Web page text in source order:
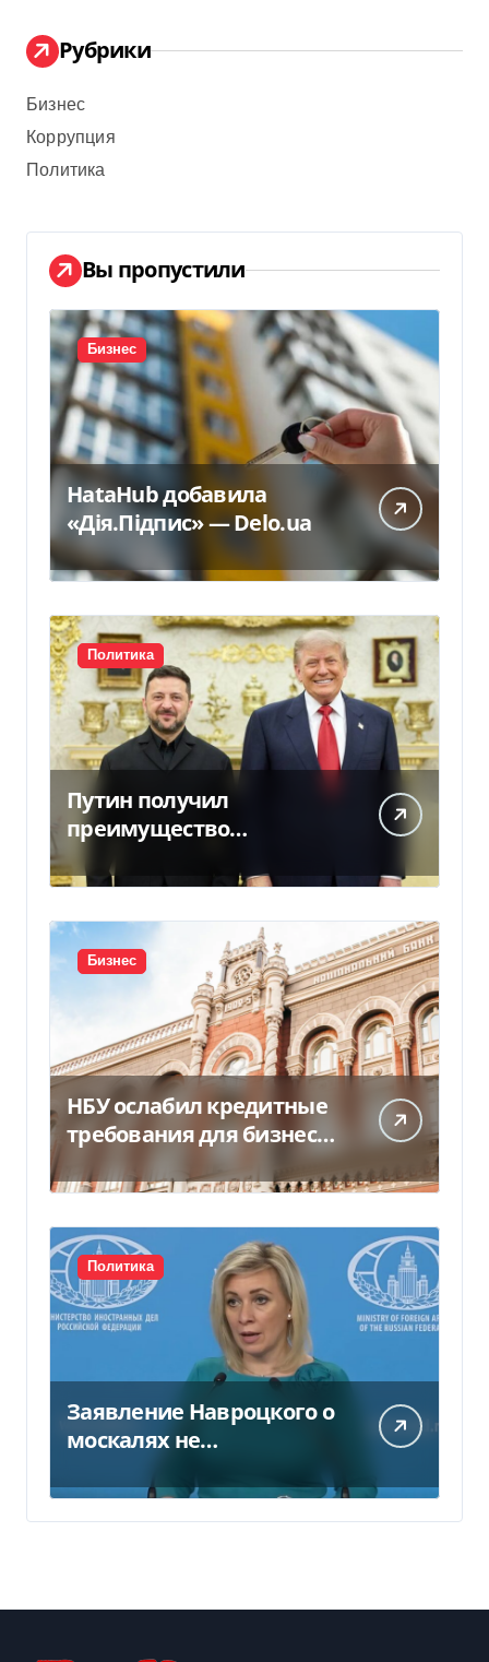
Рубрики
Бизнес
Коррупция
Политика
Вы пропустили
Бизнес
HataHub добавила
«Дія.Підпис» — Delo.ua
Политика
Путин получил
преимущество
благодаря действиям
США
Бизнес
НБУ ослабил кредитные
требования для бизнеса
и аграриев из-за атак РФ
Политика
Заявление Навроцкого о
москалях не